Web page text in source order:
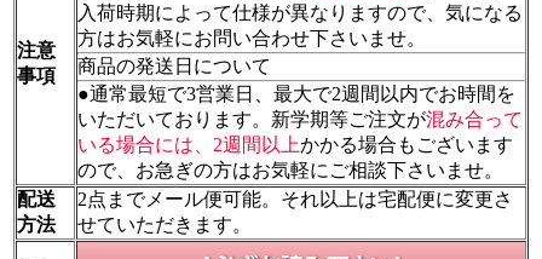
注意
事項
入荷時期によって仕様が異なりますので、気になる
方はお気軽にお問い合わせ下さいませ。
商品の発送日について
●通常最短で3営業日、最大で2週間以内でお時間を
いただいております。新学期等ご注文が混み合って
いる場合には、2週間以上かかる場合もございます
ので、お急ぎの方はお気軽にご相談下さいませ。
配送
方法
2点までメール便可能。それ以上は宅配便に変更さ
せていただきます。